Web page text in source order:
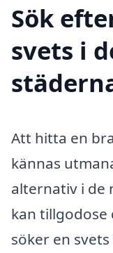
Sök
svets i
Att hitta en
kännas
alternativ i de
kan tillgodose
söker en